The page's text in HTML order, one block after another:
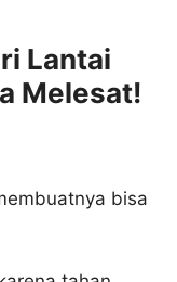
Lantai
Melesat!
bisa